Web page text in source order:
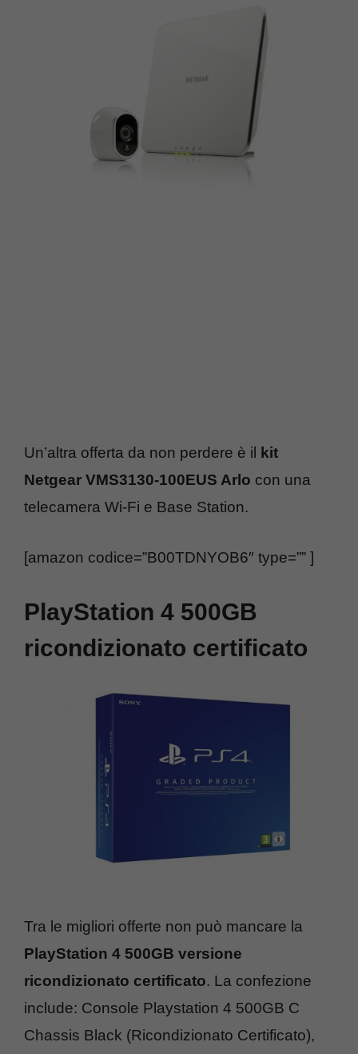
Un’altra offerta da non perdere è il
kit
Netgear VMS3130-100EUS Arlo con una
telecamera Wi-Fi e Base Station.
[amazon codice=”B00TDNYOB6″ type=”” ]
PlayStation 4 500GB
ricondizionato certificato
Tra le migliori offerte non può mancare la
PlayStation 4 500GB versione
ricondizionato certificato. La confezione
include: Console Playstation 4 500GB C
Chassis Black (Ricondizionato Certificato),